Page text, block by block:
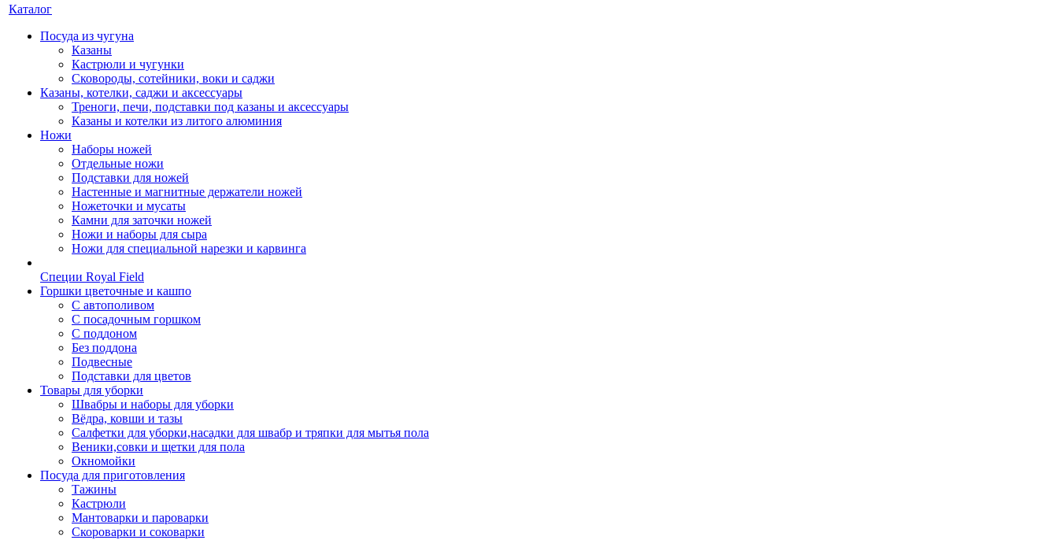
Каталог
Посуда из чугуна
Казаны
Кастрюли и чугунки
Сковороды, сотейники, воки и саджи
Казаны, котелки, саджи и аксессуары
Треноги, печи, подставки под казаны и аксессуары
Казаны и котелки из литого алюминия
Ножи
Наборы ножей
Отдельные ножи
Подставки для ножей
Настенные и магнитные держатели ножей
Ножеточки и мусаты
Камни для заточки ножей
Ножи и наборы для сыра
Ножи для специальной нарезки и карвинга
Специи Royal Field
Горшки цветочные и кашпо
С автополивом
С посадочным горшком
С поддоном
Без поддона
Подвесные
Подставки для цветов
Товары для уборки
Швабры и наборы для уборки
Вёдра, ковши и тазы
Салфетки для уборки,насадки для швабр и тряпки для мытья пола
Веники,совки и щетки для пола
Окномойки
Посуда для приготовления
Тажины
Кастрюли
Мантоварки и пароварки
Скороварки и соковарки